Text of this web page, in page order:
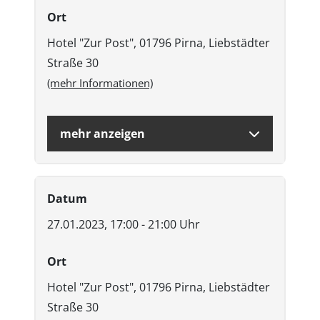
Ort
Hotel "Zur Post", 01796 Pirna, Liebstädter
Straße 30
(mehr Informationen)
mehr anzeigen
Datum
27.01.2023, 17:00 - 21:00 Uhr
Ort
Hotel "Zur Post", 01796 Pirna, Liebstädter
Straße 30